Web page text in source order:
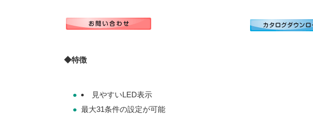
◆特徴
●
見やすいLED表示
● 最大31条件の設定が可能